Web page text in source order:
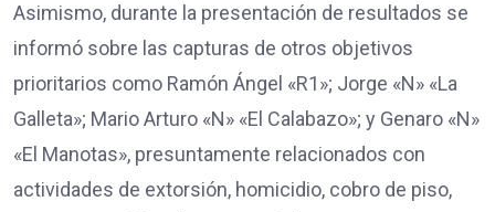
Asimismo, durante la presentación de resultados se
informó sobre las capturas de otros objetivos
prioritarios como Ramón Ángel «R1»; Jorge «N» «La
Galleta»; Mario Arturo «N» «El Calabazo»; y Genaro «N»
«El Manotas», presuntamente relacionados con
actividades de extorsión, homicidio, cobro de piso,